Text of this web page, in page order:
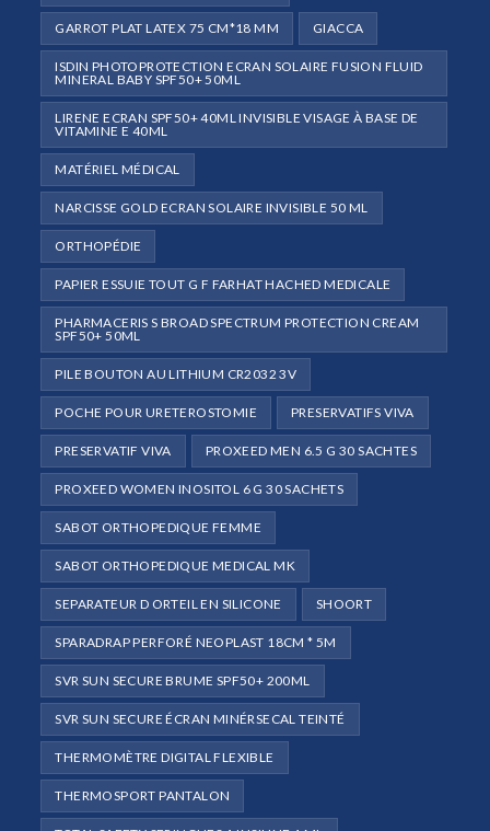
GARROT PLAT LATEX 75 CM*18 MM GIACCA
ISDIN PHOTOPROTECTION ECRAN SOLAIRE FUSION FLUID
MINERAL BABY SPF50+ 50ML
LIRENE ECRAN SPF50+ 40ML INVISIBLE VISAGE À BASE DE
VITAMINE E 40ML
MATÉRIEL MÉDICAL
NARCISSE GOLD ECRAN SOLAIRE INVISIBLE 50 ML
ORTHOPÉDIE
PAPIER ESSUIE TOUT G F FARHAT HACHED MEDICALE
PHARMACERIS S BROAD SPECTRUM PROTECTION CREAM
SPF50+ 50ML
PILE BOUTON AU LITHIUM CR2032 3V
POCHE POUR URETEROSTOMIE PRESERVATIFS VIVA
PRESERVATIF VIVA PROXEED MEN 6.5 G 30 SACHTES
PROXEED WOMEN INOSITOL 6 G 30 SACHETS
SABOT ORTHOPEDIQUE FEMME
SABOT ORTHOPEDIQUE MEDICAL MK
SEPARATEUR D ORTEIL EN SILICONE SHOORT
SPARADRAP PERFORÉ NEOPLAST 18CM * 5M
SVR SUN SECURE BRUME SPF50+ 200ML
SVR SUN SECURE ÉCRAN MINÉRSECAL TEINTÉ
THERMOMÈTRE DIGITAL FLEXIBLE
THERMOSPORT PANTALON